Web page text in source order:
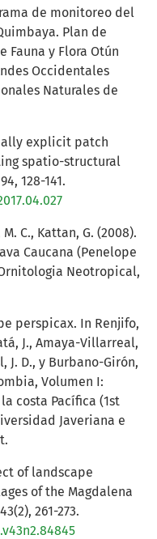
de monitoreo del
Plan de
Fauna y Flora Otún
Occidentales
Naturales de
explicit patch
spatio-structural
128-141.
C., Kattan, G. (2008).
Caucana (Penelope
Neotropical,
perspicax. In Renjifo,
J., Amaya-Villarreal,
J. D., y Burbano-Girón,
Volumen I:
costa Pacífica (1st
Javeriana e
of landscape
of the Magdalena
261-273.